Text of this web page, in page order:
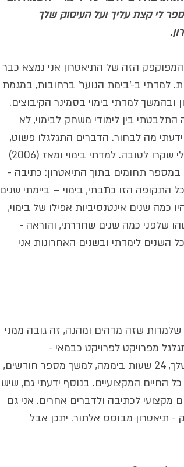
לי קצת עליך ועל העיסוק שלך
הזה של התיאטרון אני נמצא כבר
למדתי ב-'בימת הנוער' ברחובות, במגמת
ובהמשך למדתי בימוי בסמינר הקיבוצים.
בין לימודי משחק לבימוי, לא
מה לבחור. הדברים התגלגלו פשוט,
ונראה לי שקרו לטובה. למדתי בימוי ומאז (2006)
תחומים בתוך התיאטרון: כתיבה -
התקופה הזו כתבתי, בימוי – ביימתי שנים
כמה שנים אינטנסיביות אפילו של בימוי,
שלפני כמה שנים שחררתי, והוראה -
השנים לימדתי ובשנים האחרונות אני
שזה מדהים ומהנה, זה גובה ממני
מפרויקט לפרויקט כבמאי -
באינטנסיביות פסיכית שכל פרויקט כזה הופך לכל החיים שלך, 24 שעות ביממה, למשך מספר חודשים,
החיים המקצועיים. בנוסף ידעתי גם, שיש
מקצועי לכתיבה ולדברים אחרים. אני גם
- תיאטרון מבוסס אלתור. יתכן אבל